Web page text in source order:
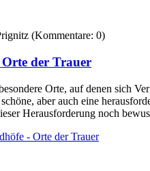
(Kommentare: 0)
der Trauer
Orte, auf denen sich
aber auch eine
Herausforderung noch
- Orte der Trauer